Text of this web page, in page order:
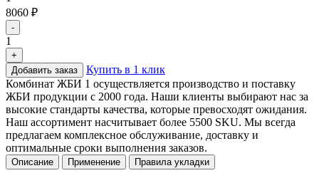
8060 ₽
-
1
+
Добавить заказ
Купить в 1 клик
Комбинат ЖБИ 1 осуществляется производство и поставку
ЖБИ продукции с 2000 года. Наши клиенты выбирают нас за
высокие стандарты качества, которые превосходят ожидания.
Наш ассортимент насчитывает более 5500 SKU. Мы всегда
предлагаем комплексное обслуживание, доставку и
оптимальные сроки выполнения заказов.
Описание Применение Правила укладки